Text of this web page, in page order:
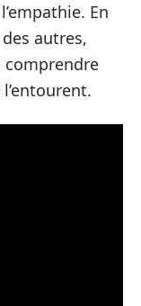
En
autres,
comprendre